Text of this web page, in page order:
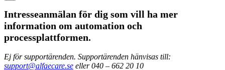
Intresseanmälan för dig som vill ha mer
information om automation och
processplattformen.
Ej för supportärenden. Supportärenden hänvisas till:
support@alfaecare.se eller 040 – 662 20 10